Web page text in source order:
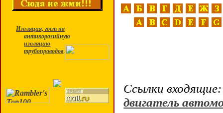
Изоляция, гост на
антикорозийную
изоляцию
трубопроводов.
Ссылки входящие:
двигатель